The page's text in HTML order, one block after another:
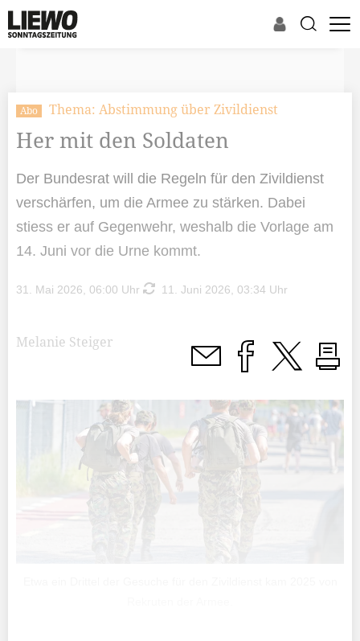
Abo Thema: Abstimmung über Zivildienst
Her mit den Soldaten
Der Bundesrat will die Regeln für den Zivildienst
verschärfen, um die Armee zu stärken. Dabei
stiess er auf Gegenwehr, weshalb die Vorlage am
14. Juni vor die Urne kommt.
31. Mai 2026, 06:00 Uhr 11. Juni 2026, 03:34 Uhr
Melanie Steiger